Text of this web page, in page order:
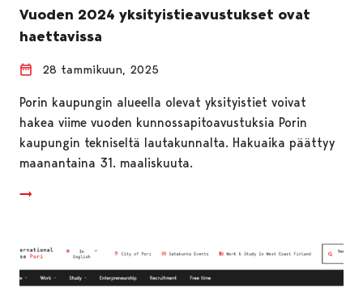
Vuoden 2024 yksityistieavustukset ovat
haettavissa
28 tammikuun, 2025
Porin kaupungin alueella olevat yksityistiet voivat
hakea viime vuoden kunnossapitoavustuksia Porin
kaupungin tekniseltä lautakunnalta. Hakuaika päättyy
maanantaina 31. maaliskuuta.